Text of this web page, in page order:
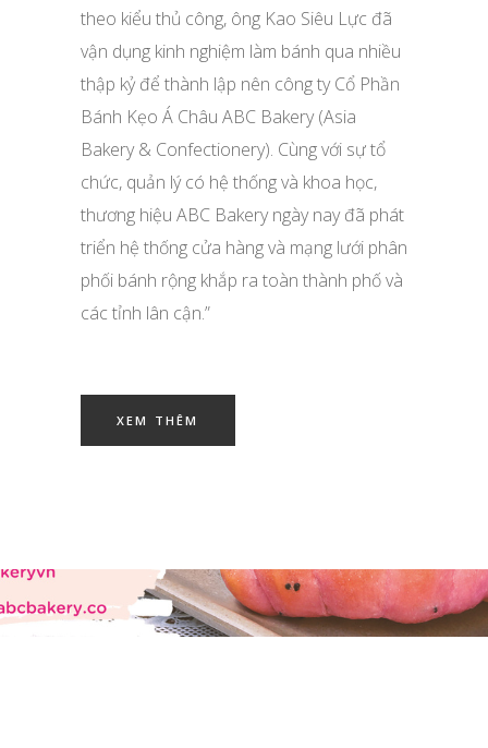
theo kiểu thủ công, ông Kao Siêu Lực đã
vận dụng kinh nghiệm làm bánh qua nhiều
thập kỷ để thành lập nên công ty Cổ Phần
Bánh Kẹo Á Châu ABC Bakery (Asia
Bakery & Confectionery). Cùng với sự tổ
chức, quản lý có hệ thống và khoa học,
thương hiệu ABC Bakery ngày nay đã phát
triển hệ thống cửa hàng và mạng lưới phân
phối bánh rộng khắp ra toàn thành phố và
các tỉnh lân cận.”
XEM THÊM